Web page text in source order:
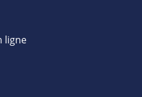
ligne